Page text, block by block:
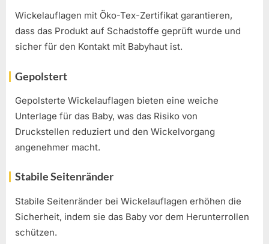
Wickelauflagen mit Öko-Tex-Zertifikat garantieren,
dass das Produkt auf Schadstoffe geprüft wurde und
sicher für den Kontakt mit Babyhaut ist.
Gepolstert
Gepolsterte Wickelauflagen bieten eine weiche
Unterlage für das Baby, was das Risiko von
Druckstellen reduziert und den Wickelvorgang
angenehmer macht.
Stabile Seitenränder
Stabile Seitenränder bei Wickelauflagen erhöhen die
Sicherheit, indem sie das Baby vor dem Herunterrollen
schützen.